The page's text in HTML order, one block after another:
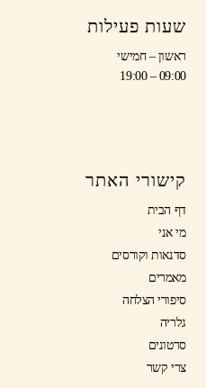
שעות פעילות
ראשון – חמישי
09:00 – 19:00
קישורי האתר
דף הבית
מי אני
סדנאות וקורסים
מאמרים
סיפורי הצלחה
גלריה
סרטונים
צרי קשר